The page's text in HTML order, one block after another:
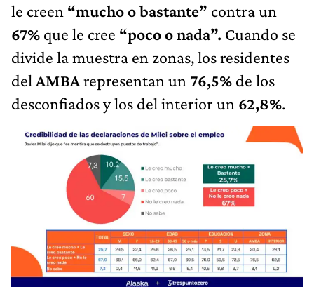
le creen “mucho o bastante” contra un
67% que le cree “poco o nada”. Cuando se
divide la muestra en zonas, los residentes
del AMBArepresentan un 76,5% de los
desconfiados y los del interior un 62,8%.